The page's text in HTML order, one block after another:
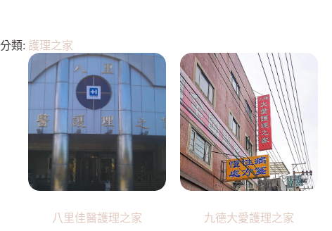
分類: 護理之家
八里佳醫護理之家 九德大愛護理之家